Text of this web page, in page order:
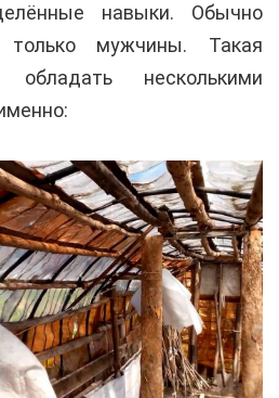
навыки. Обычно
мужчины. Такая
несколькими